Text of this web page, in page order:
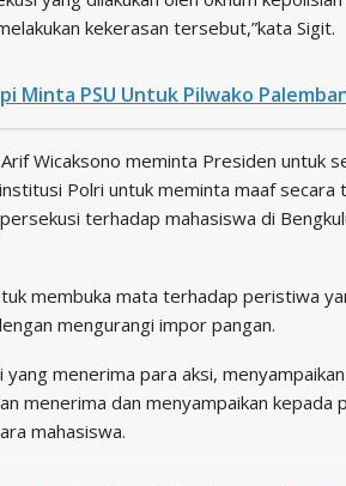
kekerasan tersebut,”kata Sigit.
Minta PSU Untuk Pilwako
Wicaksono meminta Presiden untuk
Polri untuk meminta maaf secara
terhadap mahasiswa di
membuka mata terhadap peristiwa
mengurangi impor pangan.
menerima para aksi,
menerima dan menyampaikan kepada
mahasiswa.